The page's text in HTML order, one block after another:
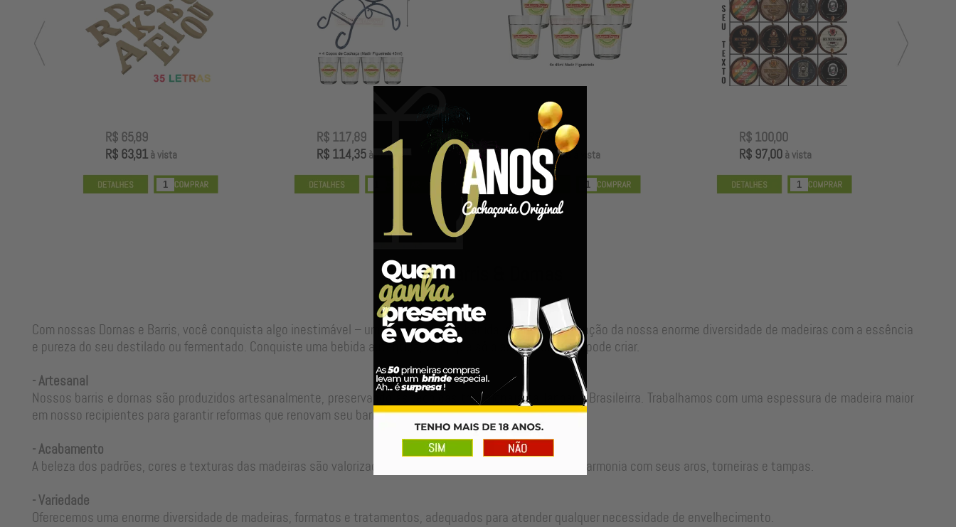
R$ 65,89
R$ 63,91à vista
R$ 117,89
R$ 114,35à vista
R$ 99,00
R$ 96,03à vista
R$ 100,00
R$ 97,00à vista
Nossos Barris & Dornas
Com nossas Dornas e Barris, você conquista algo inestimável – uma alma para sua bebida, resultado da junção da nossa enorme diversidade de madeiras com a essência
e pureza do seu destilado ou fermentado. Conquiste uma bebida autêntica, valor que só o envelhecimento pode criar.
- Artesanal
Nossos barris e dornas são produzidos artesanalmente, preservando as técnicas tradicionais da Tanoaria Brasileirra. Trabalhamos com uma espessura de madeira maior
em nosso recipientes para garantir reformas que renovam seu barril para um longo período de uso.
- Acabamento
A beleza dos padrões, cores e texturas das madeiras são valorizadas no ajuste perfeito de cada peça em harmonia com seus aros, torneiras e tampas.
- Variedade
Oferecemos uma enorme diversidade de madeiras, formatos e tratamentos, adequados para atender qualquer necessidade de envelhecimento.